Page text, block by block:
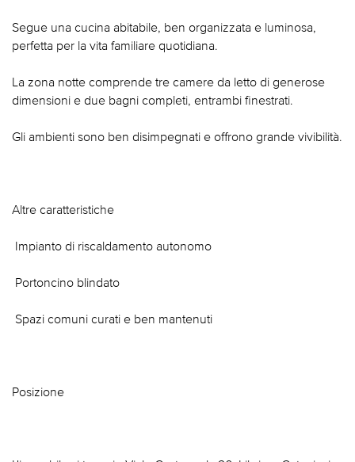
Segue una cucina abitabile, ben organizzata e luminosa,
perfetta per la vita familiare quotidiana.
La zona notte comprende tre camere da letto di generose
dimensioni e due bagni completi, entrambi finestrati.
Gli ambienti sono ben disimpegnati e offrono grande vivibilità.
Altre caratteristiche
 Impianto di riscaldamento autonomo
 Portoncino blindato
 Spazi comuni curati e ben mantenuti
Posizione